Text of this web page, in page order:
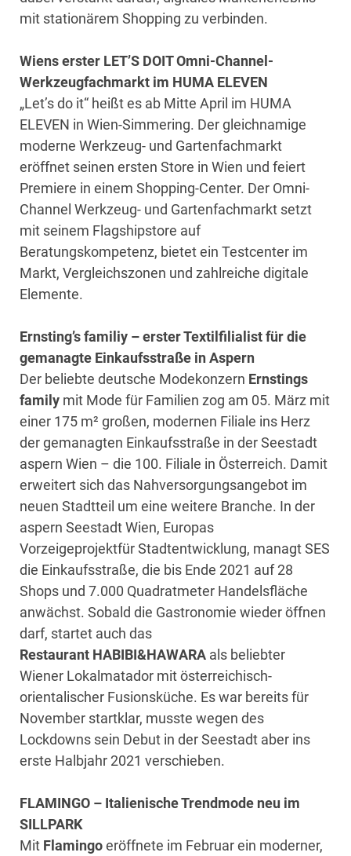
mit stationärem Shopping zu verbinden.
Wiens erster LET’S DOIT Omni-Channel-
Werkzeugfachmarkt im HUMA ELEVEN
„Let’s do it“ heißt es ab Mitte April im HUMA
ELEVEN in Wien-Simmering. Der gleichnamige
moderne Werkzeug- und Gartenfachmarkt
eröffnet seinen ersten Store in Wien und feiert
Premiere in einem Shopping-Center. Der Omni-
Channel Werkzeug- und Gartenfachmarkt setzt
mit seinem Flagshipstore auf
Beratungskompetenz, bietet ein Testcenter im
Markt, Vergleichszonen und zahlreiche digitale
Elemente.
Ernsting’s familiy – erster Textilfilialist für die
gemanagte Einkaufsstraße in Aspern
Der beliebte deutsche Modekonzern Ernstings
family mit Mode für Familien zog am 05. März mit
einer 175 m² großen, modernen Filiale ins Herz
der gemanagten Einkaufsstraße in der Seestadt
aspern Wien – die 100. Filiale in Österreich. Damit
erweitert sich das Nahversorgungsangebot im
neuen Stadtteil um eine weitere Branche. In der
aspern Seestadt Wien, Europas
Vorzeigeprojektfür Stadtentwicklung, managt SES
die Einkaufsstraße, die bis Ende 2021 auf 28
Shops und 7.000 Quadratmeter Handelsfläche
anwächst. Sobald die Gastronomie wieder öffnen
darf, startet auch das
Restaurant HABIBI&HAWARA als beliebter
Wiener Lokalmatador mit österreichisch-
orientalischer Fusionsküche. Es war bereits für
November startklar, musste wegen des
Lockdowns sein Debut in der Seestadt aber ins
erste Halbjahr 2021 verschieben.
FLAMINGO – Italienische Trendmode neu im
SILLPARK
Mit Flamingoeröffnete im Februar ein moderner,